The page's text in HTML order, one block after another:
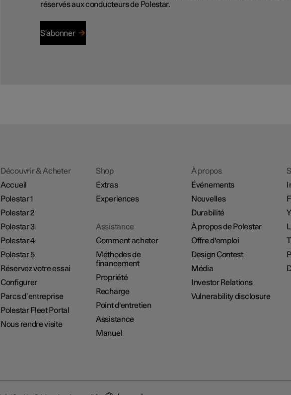
réservés aux conducteurs de Polestar.
S'abonner
Découvrir & Acheter
Accueil
Polestar 1
Polestar 2
Polestar 3
Polestar 4
Polestar 5
Réservez votre essai
Configurer
Parcs d’entreprise
Polestar Fleet Portal
Nous rendre visite
Shop
Extras
Experiences
Assistance
Comment acheter
Méthodes de
financement
Propriété
Recharge
Point d'entretien
Assistance
Manuel
À propos
Événements
Nouvelles
Durabilité
À propos de Polestar
Offre d'emploi
Design Contest
Média
Investor Relations
Vulnerability disclosure